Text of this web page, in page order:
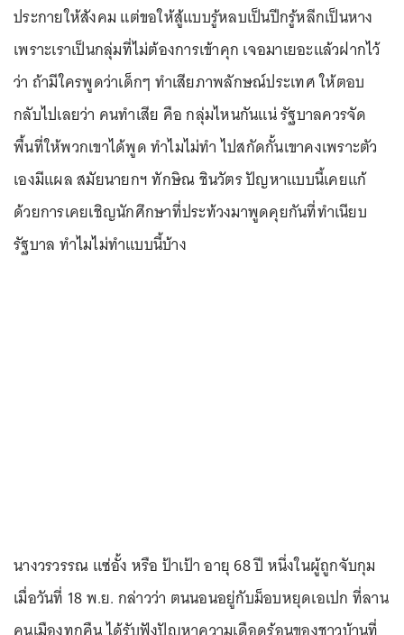
ประกายให้สังคม แต่ขอให้สู้แบบรู้หลบเป็นปีกรู้หลีกเป็นหาง
เพราะเราเป็นกลุ่มที่ไม่ต้องการเข้าคุก เจอมาเยอะแล้วฝากไว้
ว่า ถ้ามีใครพูดว่าเด็กๆ ทำเสียภาพลักษณ์ประเทศ ให้ตอบ
กลับไปเลยว่า คนทำเสีย คือ กลุ่มไหนกันแน่ รัฐบาลควรจัด
พื้นที่ให้พวกเขาได้พูด ทำไมไม่ทำ ไปสกัดกั้นเขาคงเพราะตัว
เองมีแผล สมัยนายกฯ ทักษิณ ชินวัตร ปัญหาแบบนี้เคยแก้
ด้วยการเคยเชิญนักศึกษาที่ประท้วงมาพูดคุยกันที่ทำเนียบ
รัฐบาล ทำไมไม่ทำแบบนี้บ้าง
นางวรวรรณ แซ่อั้ง หรือ ป้าเป้า อายุ 68 ปี หนึ่งในผู้ถูกจับกุม
เมื่อวันที่ 18 พ.ย. กล่าวว่า ตนนอนอยู่กับม็อบหยุดเอเปก ที่ลาน